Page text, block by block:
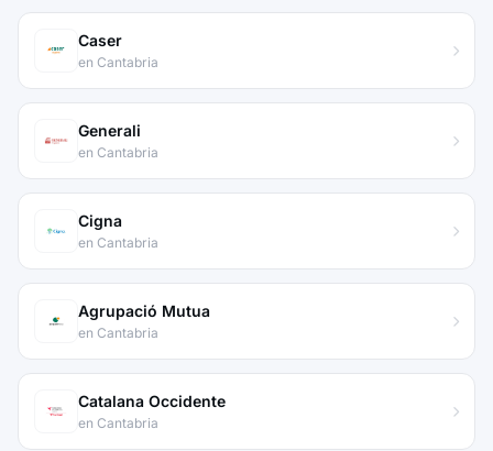
Caser
en Cantabria
Generali
en Cantabria
Cigna
en Cantabria
Agrupació Mutua
en Cantabria
Catalana Occidente
en Cantabria